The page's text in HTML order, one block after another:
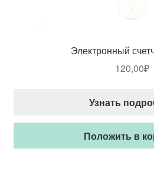
Электронный
120,00₽
Узнать
Положить в